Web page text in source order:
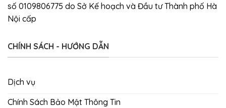
số 0109806775 do Sở Kế hoạch và Đầu tư Thành phố Hà
Nội cấp
CHÍNH SÁCH - HƯỚNG DẪN
Dịch vụ
Chính Sách Bảo Mật Thông Tin